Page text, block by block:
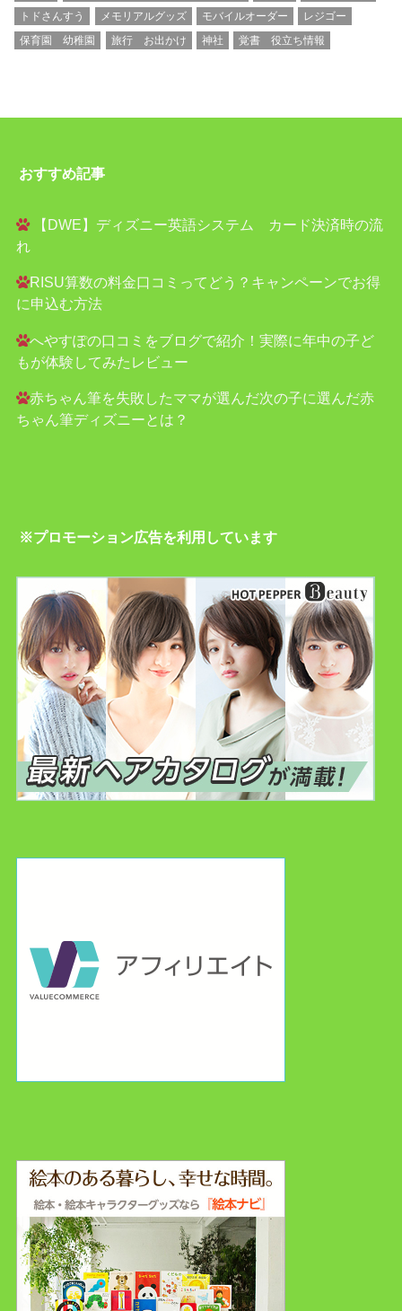
トドさんすう
メモリアルグッズ モバイルオーダー
レジゴー
保育園 幼稚園
旅行 お出かけ 神社 覚書 役立ち情報
おすすめ記事
【DWE】ディズニー英語システム カード決済時の流
れ
RISU算数の料金口コミってどう？キャンペーンでお得
に申込む方法
へやすぽの口コミをブログで紹介！実際に年中の子ど
もが体験してみたレビュー
赤ちゃん筆を失敗したママが選んだ次の子に選んだ赤
ちゃん筆ディズニーとは？
※プロモーション広告を利用しています